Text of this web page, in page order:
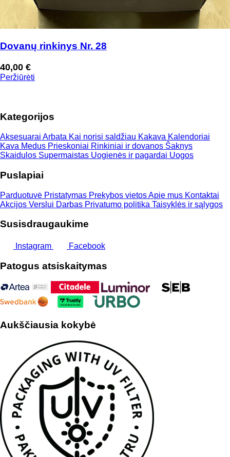
Dovanų rinkinys Nr. 28
40,00 €
Peržiūrėti
Kategorijos
Aksesuarai Arbata Kai norisi saldžiau Kakava Kalendoriai
Kava Medus Prieskoniai Rinkiniai ir dovanos Šaknys
Skaidulos Supermaistas Uogienės ir pagardai Uogos
Puslapiai
Parduotuvė Pristatymas Prekybos vietosApie mus Kontaktai
Akcijos Verslui Darbas Privatumo politika Taisyklės ir sąlygos
Susisdraugaukime
Instagram Facebook
Patogus atsiskaitymas
Aukščiausia kokybė